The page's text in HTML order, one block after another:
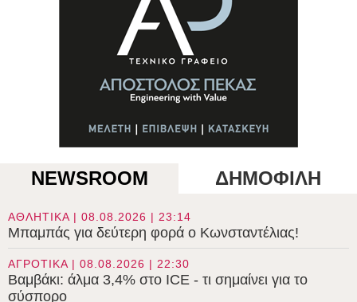
NEWSROOM ΔΗΜΟΦΙΛΗ
ΑΘΛΗΤΙΚΑ | 08.08.2026 | 23:14
Μπαμπάς για δεύτερη φορά ο Κωνσταντέλιας!
ΑΓΡΟΤΙΚΑ | 08.08.2026 | 22:30
Βαμβάκι: άλμα 3,4% στο ICE - τι σημαίνει για το
σύσπορο